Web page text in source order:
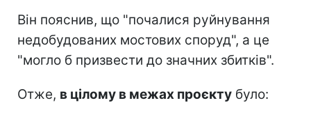
Він пояснив, що "почалися руйнування
недобудованих мостових споруд", а це
"могло б призвести до значних збитків".
Отже, в цілому в межах проєкту було: